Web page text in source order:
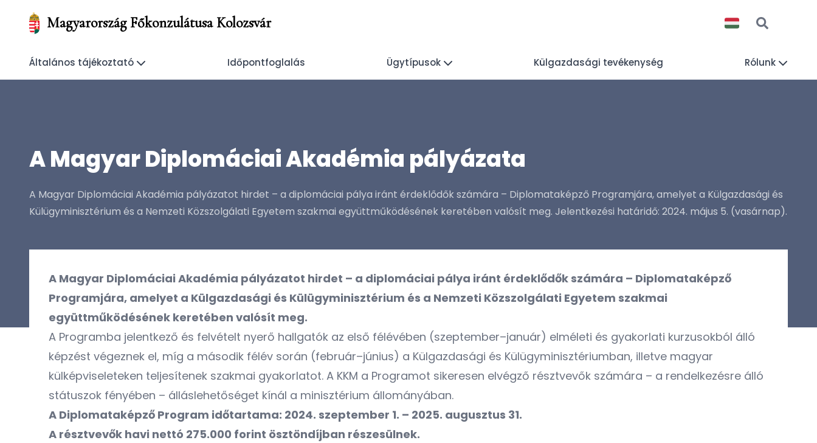
Magyarország Főkonzulátusa Kolozsvár
Általános tájékoztató Időpontfoglalás Ügytípusok Külgazdasági tevékenység Rólunk
A Magyar Diplomáciai Akadémia pályázata
A Magyar Diplomáciai Akadémia pályázatot hirdet – a diplomáciai pálya iránt érdeklődők számára – Diplomataképző Programjára, amelyet a Külgazdasági és
Külügyminisztérium és a Nemzeti Közszolgálati Egyetem szakmai együttműködésének keretében valósít meg. Jelentkezési határidő: 2024. május 5. (vasárnap).
A Magyar Diplomáciai Akadémia pályázatot hirdet – a diplomáciai pálya iránt érdeklődők számára – Diplomataképző
Programjára, amelyet a Külgazdasági és Külügyminisztérium és a Nemzeti Közszolgálati Egyetem szakmai
együttműködésének keretében valósít meg.
A Programba jelentkező és felvételt nyerő hallgatók az első félévében (szeptember–január) elméleti és gyakorlati kurzusokból álló
képzést végeznek el, míg a második félév során (február–június) a Külgazdasági és Külügyminisztériumban, illetve magyar
külképviseleteken teljesítenek szakmai gyakorlatot. A KKM a Programot sikeresen elvégző résztvevők számára – a rendelkezésre álló
státuszok fényében – álláslehetőséget kínál a minisztérium állományában.
A Diplomataképző Program időtartama: 2024. szeptember 1. – 2025. augusztus 31.
A résztvevők havi nettó 275.000 forint ösztöndíjban részesülnek.